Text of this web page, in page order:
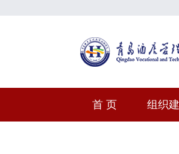
首 页 组织